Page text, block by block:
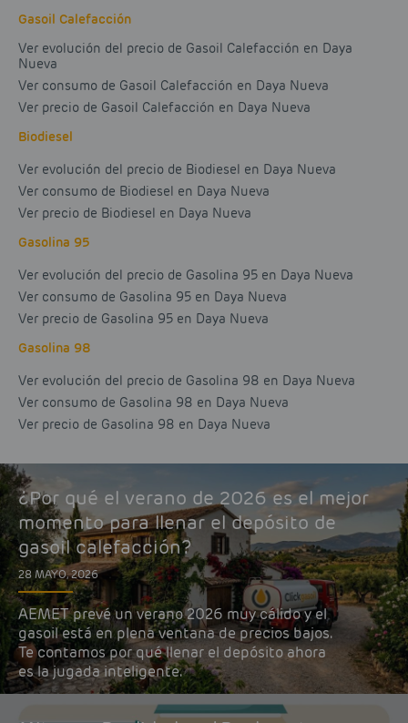
Gasoil Calefacción
Ver evolución del precio de Gasoil Calefacción en Daya
Nueva
Ver consumo de Gasoil Calefacción en Daya Nueva
Ver precio de Gasoil Calefacción en Daya Nueva
Biodiesel
Ver evolución del precio de Biodiesel en Daya Nueva
Ver consumo de Biodiesel en Daya Nueva
Ver precio de Biodiesel en Daya Nueva
Gasolina 95
Ver evolución del precio de Gasolina 95 en Daya Nueva
Ver consumo de Gasolina 95 en Daya Nueva
Ver precio de Gasolina 95 en Daya Nueva
Gasolina 98
Ver evolución del precio de Gasolina 98 en Daya Nueva
Ver consumo de Gasolina 98 en Daya Nueva
Ver precio de Gasolina 98 en Daya Nueva
¿Por qué el verano de 2026 es el mejor
momento para llenar el depósito de
gasoil calefacción?
28 MAYO, 2026
AEMET prevé un verano 2026 muy cálido y el
gasoil está en plena ventana de precios bajos.
Te contamos por qué llenar el depósito ahora
es la jugada inteligente.